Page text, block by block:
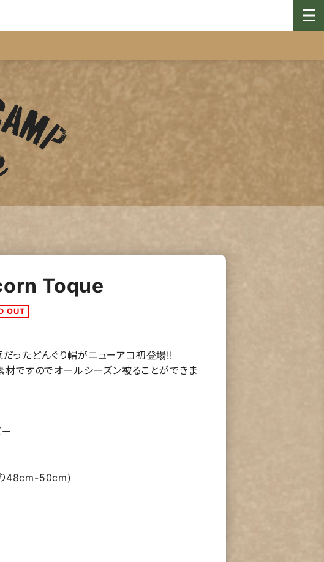
Toque
OUT
ったどんぐり帽がニューアコ初登場!!
材ですのでオールシーズン被ることができま
48cm-50cm)